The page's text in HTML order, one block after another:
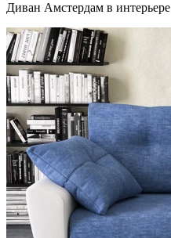
Диван Амстердам в интерьере